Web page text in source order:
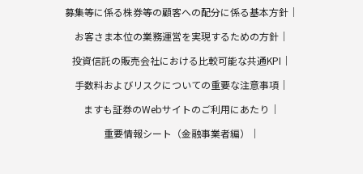
募集等に係る株券等の顧客への配分に係る基本方針
お客さま本位の業務運営を実現するための方針
投資信託の販売会社における比較可能な共通KPI
手数料およびリスクについての重要な注意事項
ますも証券のWebサイトのご利用にあたり
重要情報シート（金融事業者編）